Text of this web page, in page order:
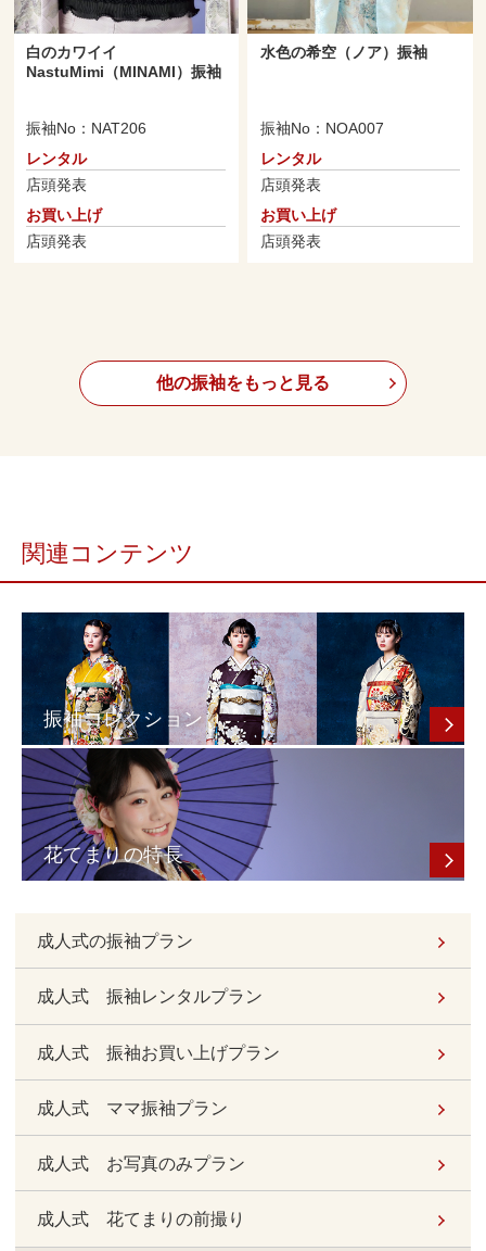
白のカワイイ
NastuMimi（MINAMI）振袖
振袖No：NAT206
レンタル
店頭発表
お買い上げ
店頭発表
水色の希空（ノア）振袖
振袖No：NOA007
レンタル
店頭発表
お買い上げ
店頭発表
他の振袖をもっと見る
関連コンテンツ
振袖コレクション
花てまりの特長
成人式の振袖プラン
成人式 振袖レンタルプラン
成人式 振袖お買い上げプラン
成人式 ママ振袖プラン
成人式 お写真のみプラン
成人式 花てまりの前撮り